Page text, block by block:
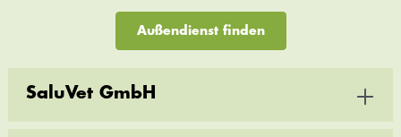
Außendienst finden
SaluVet GmbH